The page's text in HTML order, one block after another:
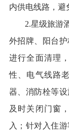
内供电线路，避
2.星级旅游
外招牌、阳台
进行全面清理
性、电气线路
器、消防栓等
及时关闭门窗
入；针对入住